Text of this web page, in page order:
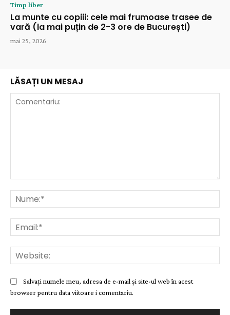
Timp liber
La munte cu copiii: cele mai frumoase trasee de
vară (la mai puțin de 2-3 ore de București)
mai 25, 2026
LĂSAȚI UN MESAJ
Salvați numele meu, adresa de e-mail și site-ul web în acest
browser pentru data viitoare i comentariu.